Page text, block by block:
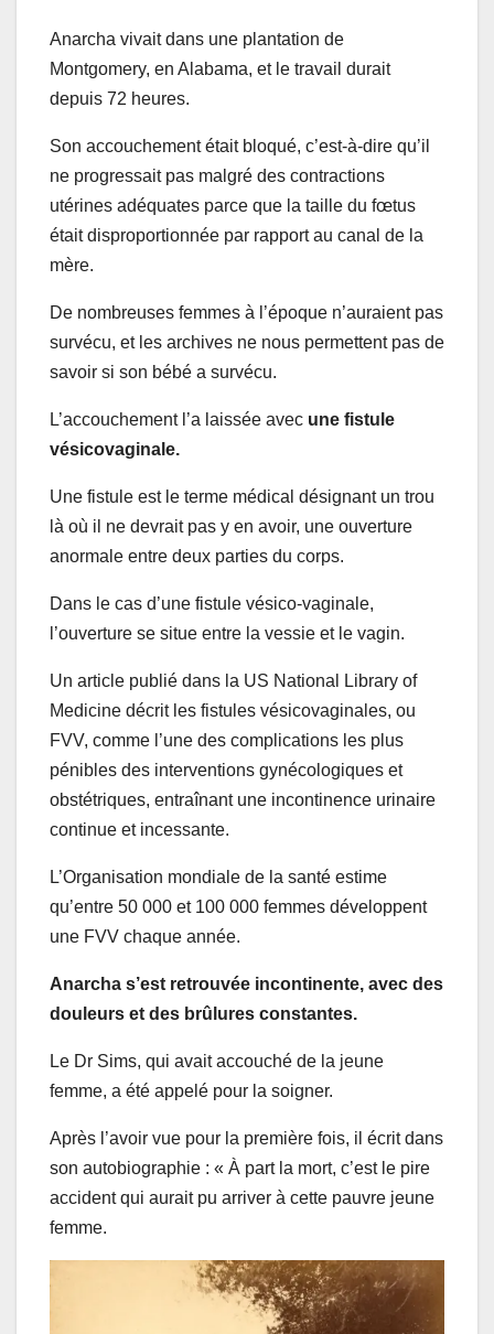
Anarcha vivait dans une plantation de
Montgomery, en Alabama, et le travail durait
depuis 72 heures.
Son accouchement était bloqué, c’est-à-dire qu’il
ne progressait pas malgré des contractions
utérines adéquates parce que la taille du fœtus
était disproportionnée par rapport au canal de la
mère.
De nombreuses femmes à l’époque n’auraient pas
survécu, et les archives ne nous permettent pas de
savoir si son bébé a survécu.
L’accouchement l’a laissée avec une fistule
vésicovaginale.
Une fistule est le terme médical désignant un trou
là où il ne devrait pas y en avoir, une ouverture
anormale entre deux parties du corps.
Dans le cas d’une fistule vésico-vaginale,
l’ouverture se situe entre la vessie et le vagin.
Un article publié dans la US National Library of
Medicine décrit les fistules vésicovaginales, ou
FVV, comme l’une des complications les plus
pénibles des interventions gynécologiques et
obstétriques, entraînant une incontinence urinaire
continue et incessante.
L’Organisation mondiale de la santé estime
qu’entre 50 000 et 100 000 femmes développent
une FVV chaque année.
Anarcha s’est retrouvée incontinente, avec des
douleurs et des brûlures constantes.
Le Dr Sims, qui avait accouché de la jeune
femme, a été appelé pour la soigner.
Après l’avoir vue pour la première fois, il écrit dans
son autobiographie : « À part la mort, c’est le pire
accident qui aurait pu arriver à cette pauvre jeune
femme.